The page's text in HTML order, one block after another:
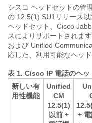
シスコ ヘッドセットの管
の 12.5(1) SU1リリース
ヘッドセット、Cisco
スによりサポートされま
および Unified
応した、利用可能なヘッ
表 1. Cisco IP 電話のヘッ
新しい有
用性機能
Unified
CM
12.5(1)
以前 +
+